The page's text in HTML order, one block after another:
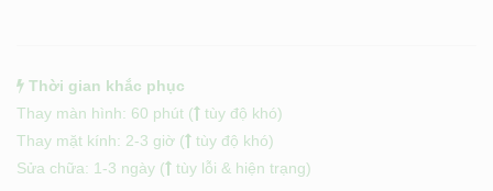
Thời gian khắc phục
Thay màn hình: 60 phút (
tùy độ khó)
Thay mặt kính: 2-3 giờ (
tùy độ khó)
Sửa chữa: 1-3 ngày (
tùy lỗi & hiện trạng)